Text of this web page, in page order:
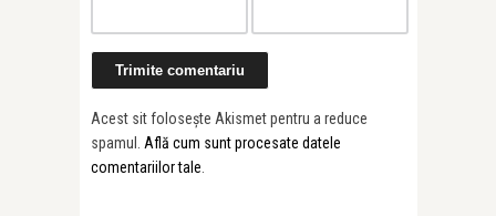
Acest sit folosește Akismet pentru a reduce
spamul. Află cum sunt procesate datele
comentariilor tale